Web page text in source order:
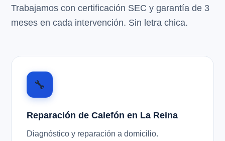
Trabajamos con certificación SEC y garantía de 3
meses en cada intervención. Sin letra chica.
🔧
Reparación de Calefón en La Reina
Diagnóstico y reparación a domicilio.